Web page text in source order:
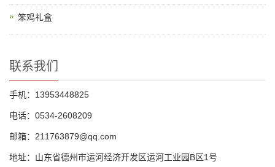
笨鸡礼盒
联系我们
手机：13953448825
电话：0534-2608209
邮箱：211763879@qq.com
地址：山东省德州市运河经济开发区运河工业园B区1号